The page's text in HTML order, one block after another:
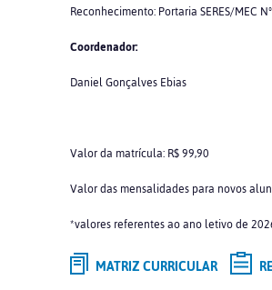
Reconhecimento: Portaria SERES/MEC
Coordenador:
Daniel Gonçalves Ebias
Valor da matrícula: R$ 99,90
Valor das mensalidades para novos
*valores referentes ao ano letivo de
MATRIZ CURRICULAR